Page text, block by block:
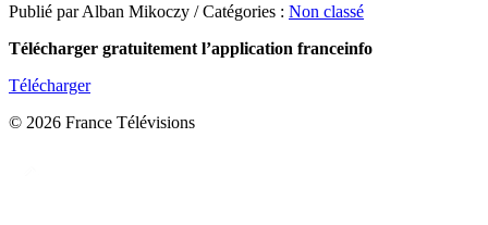
Publié par Alban Mikoczy / Catégories : Non classé
Télécharger gratuitement l’application franceinfo
Télécharger
© 2026 France Télévisions